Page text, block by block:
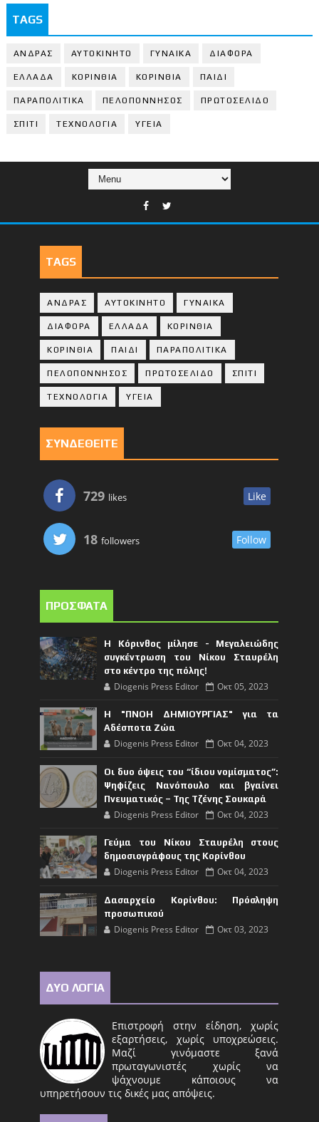
TAGS
ΑΝΔΡΑΣ ΑΥΤΟΚΙΝΗΤΟ ΓΥΝΑΙΚΑ ΔΙΑΦΟΡΑ
ΕΛΛΑΔΑ ΚΟΡΙΝΘΙΑ ΚΟΡΙΝΘΙA ΠΑΙΔΙ
ΠΑΡΑΠΟΛΙΤΙΚΑ ΠΕΛΟΠΟΝΝΗΣΟΣ ΠΡΩΤΟΣΕΛΙΔΟ
ΣΠΙΤΙ ΤΕΧΝΟΛΟΓΙΑ ΥΓΕΙΑ
TAGS
ΑΝΔΡΑΣ ΑΥΤΟΚΙΝΗΤΟ ΓΥΝΑΙΚΑ
ΔΙΑΦΟΡΑ ΕΛΛΑΔΑ ΚΟΡΙΝΘΙΑ
ΚΟΡΙΝΘΙA ΠΑΙΔΙ ΠΑΡΑΠΟΛΙΤΙΚΑ
ΠΕΛΟΠΟΝΝΗΣΟΣ ΠΡΩΤΟΣΕΛΙΔΟ ΣΠΙΤΙ
ΤΕΧΝΟΛΟΓΙΑ ΥΓΕΙΑ
ΣΥΝΔΕΘΕΙΤΕ
729 likes Like
18 followers Follow
ΠΡΟΣΦΑΤΑ
Η Κόρινθος μίλησε - Μεγαλειώδης
συγκέντρωση του Νίκου Σταυρέλη
στο κέντρο της πόλης!
Diogenis Press Editor Οκτ 05, 2023
Η "ΠΝΟΗ ΔΗΜΙΟΥΡΓΙΑΣ" για τα
Αδέσποτα Ζώα
Diogenis Press Editor Οκτ 04, 2023
Οι δυο όψεις του “ίδιου νομίσματος”:
Ψηφίζεις Νανόπουλο και βγαίνει
Πνευματικός – Της Τζένης Σουκαρά
Diogenis Press Editor Οκτ 04, 2023
Γεύμα του Νίκου Σταυρέλη στους
δημοσιογράφους της Κορίνθου
Diogenis Press Editor Οκτ 04, 2023
Δασαρχείο Κορίνθου: Πρόσληψη
προσωπικού
Diogenis Press Editor Οκτ 03, 2023
ΔΥΟ ΛΟΓΙΑ
Επιστροφή στην είδηση, χωρίς
εξαρτήσεις, χωρίς υποχρεώσεις.
Μαζί γινόμαστε ξανά
πρωταγωνιστές χωρίς να
ψάχνουμε κάποιους να
υπηρετήσουν τις δικές μας απόψεις.